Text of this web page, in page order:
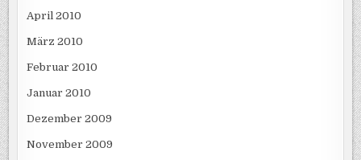
April 2010
März 2010
Februar 2010
Januar 2010
Dezember 2009
November 2009